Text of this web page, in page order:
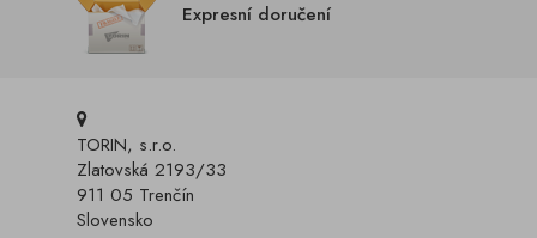
Expresní doručení
TORIN, s.r.o.
Zlatovská 2193/33
911 05 Trenčín
Slovensko